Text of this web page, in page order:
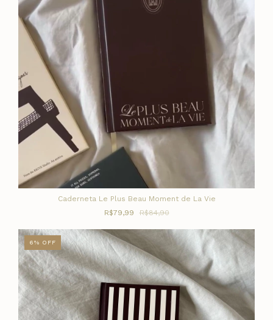
Caderneta Le Plus Beau Moment de La Vie
R$79,99
R$84,90
6% OFF